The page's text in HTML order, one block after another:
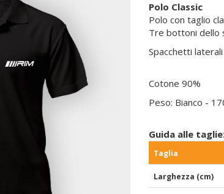
Polo Classic
Polo con taglio
Tre bottoni dello
Spacchetti laterali
Cotone 90%
Peso: Bianco -
Guida alle
Taglia
Larghezza (cm)